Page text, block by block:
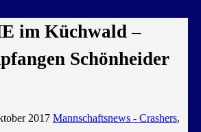
im Küchwald –
Schönheider
2017 Mannschaftsnews - Crashers,